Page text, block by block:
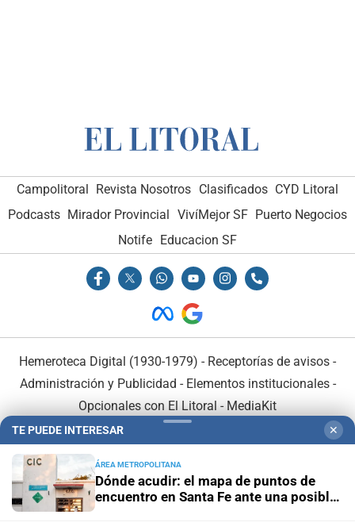
Campolitoral Revista Nosotros Clasificados CYD Litoral
Podcasts Mirador Provincial VivíMejor SF Puerto Negocios
Notife Educacion SF
Hemeroteca Digital (1930-1979) - Receptorías de avisos -
Administración y Publicidad - Elementos institucionales-
Opcionales con El Litoral - MediaKit
TE PUEDE INTERESAR ✕
ÁREA METROPOLITANA
Dónde acudir: el mapa de puntos de
encuentro en Santa Fe ante una posible